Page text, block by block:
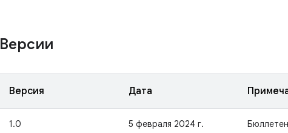
Версии
Версия Дата
1.0 5 февраля 2024 г.